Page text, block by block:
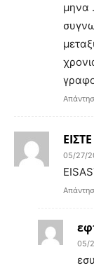
μηνα
05/27/
05/